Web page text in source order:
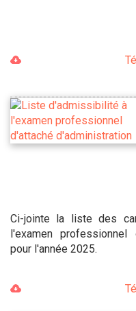
Ci-jointe la liste des
l'examen professionnel
pour l'année 2025.